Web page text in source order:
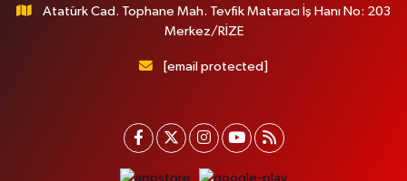
Atatürk Cad. Tophane Mah. Tevfik Mataracı İş Hanı No: 203
Merkez/RİZE
[email protected]